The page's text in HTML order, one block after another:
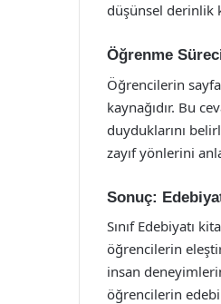
düşünsel derinlik
Öğrenme
Öğrencilerin
kaynağıdır. Bu
duyduklarını
zayıf yönlerini
Sonuç:
Sınıf Edebiyatı
öğrencilerin
insan
öğrencilerin